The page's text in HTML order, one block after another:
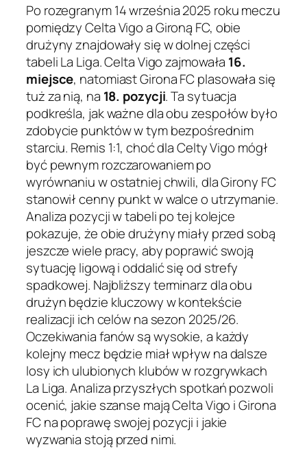
Po rozegranym 14 września 2025 roku meczu
pomiędzy Celta Vigo a Gironą FC, obie
drużyny znajdowały się w dolnej części
tabeli La Liga. Celta Vigo zajmowała 16.
miejsce, natomiast Girona FC plasowała się
tuż za nią, na 18. pozycji. Ta sytuacja
podkreśla, jak ważne dla obu zespołów było
zdobycie punktów w tym bezpośrednim
starciu. Remis 1:1, choć dla Celty Vigo mógł
być pewnym rozczarowaniem po
wyrównaniu w ostatniej chwili, dla Girony FC
stanowił cenny punkt w walce o utrzymanie.
Analiza pozycji w tabeli po tej kolejce
pokazuje, że obie drużyny miały przed sobą
jeszcze wiele pracy, aby poprawić swoją
sytuację ligową i oddalić się od strefy
spadkowej. Najbliższy terminarz dla obu
drużyn będzie kluczowy w kontekście
realizacji ich celów na sezon 2025/26.
Oczekiwania fanów są wysokie, a każdy
kolejny mecz będzie miał wpływ na dalsze
losy ich ulubionych klubów w rozgrywkach
La Liga. Analiza przyszłych spotkań pozwoli
ocenić, jakie szanse mają Celta Vigo i Girona
FC na poprawę swojej pozycji i jakie
wyzwania stoją przed nimi.